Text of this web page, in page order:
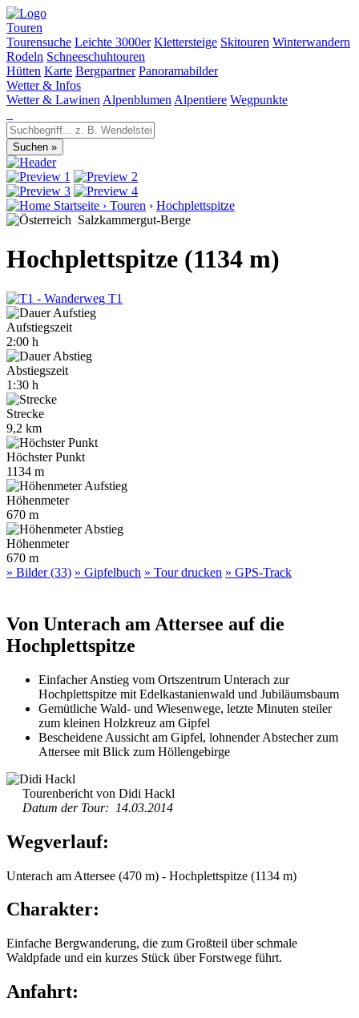
Touren
Tourensuche Leichte 3000er Klettersteige Skitouren Winterwandern
Rodeln Schneeschuhtouren
Hütten Karte Bergpartner Panoramabilder
Wetter & Infos
Wetter & Lawinen Alpenblumen Alpentiere Wegpunkte
Startseite › Touren › Hochplettspitze
Salzkammergut-Berge
Hochplettspitze (1134 m)
T1
Aufstiegszeit
2:00 h
Abstiegszeit
1:30 h
Strecke
9,2 km
Höchster Punkt
1134 m
Höhenmeter
670 m
Höhenmeter
670 m
» Bilder (33) » Gipfelbuch » Tour drucken » GPS-Track
Von Unterach am Attersee auf die
Hochplettspitze
Einfacher Anstieg vom Ortszentrum Unterach zur
Hochplettspitze mit Edelkastanienwald und Jubiläumsbaum
Gemütliche Wald- und Wiesenwege, letzte Minuten steiler
zum kleinen Holzkreuz am Gipfel
Bescheidene Aussicht am Gipfel, lohnender Abstecher zum
Attersee mit Blick zum Höllengebirge
Tourenbericht von Didi Hackl
Datum der Tour: 14.03.2014
Wegverlauf:
Unterach am Attersee (470 m) - Hochplettspitze (1134 m)
Charakter:
Einfache Bergwanderung, die zum Großteil über schmale
Waldpfade und ein kurzes Stück über Forstwege führt.
Anfahrt: